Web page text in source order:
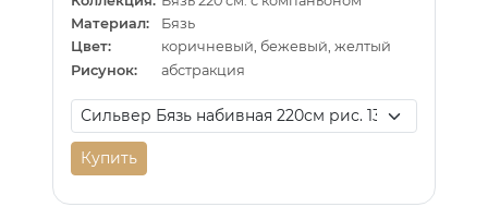
Материал:
Бязь
Цвет:
коричневый, бежевый, желтый
Рисунок:
абстракция
Купить